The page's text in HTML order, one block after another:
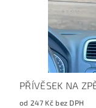
PŘÍVĚSEK NA
od 247 Kč bez DPH